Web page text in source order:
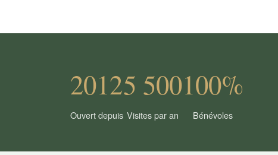
2012
Ouvert depuis
5 500
Visites par an
100%
Bénévoles